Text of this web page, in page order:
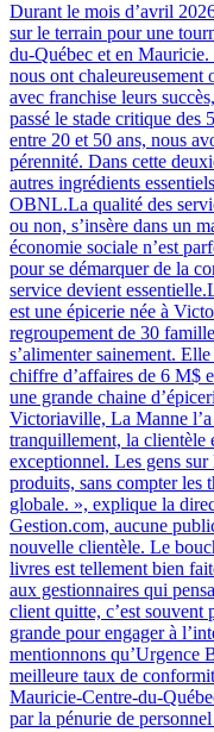
Durant le mois d’avril
sur le terrain pour une
du-Québec et en
nous ont chaleureusement
avec franchise leurs
passé le stade critique des
entre 20 et 50 ans, nous
pérennité. Dans cette
autres ingrédients
OBNL.La qualité des
ou non, s’insère dans un
économie sociale n’est
pour se démarquer de la
service devient
est une épicerie née à
regroupement de 30
s’alimenter sainement.
chiffre d’affaires de 6 M$
une grande chaine
Victoriaville, La Manne l’a
tranquillement, la clientèle
exceptionnel. Les gens
produits, sans compter les
globale. », explique la
Gestion.com, aucune
nouvelle clientèle. Le
livres est tellement bien
aux gestionnaires qui
client quitte, c’est souvent
grande pour engager à
mentionnons qu’Urgence
meilleure taux de
Mauricie-Centre-du-
par la pénurie de